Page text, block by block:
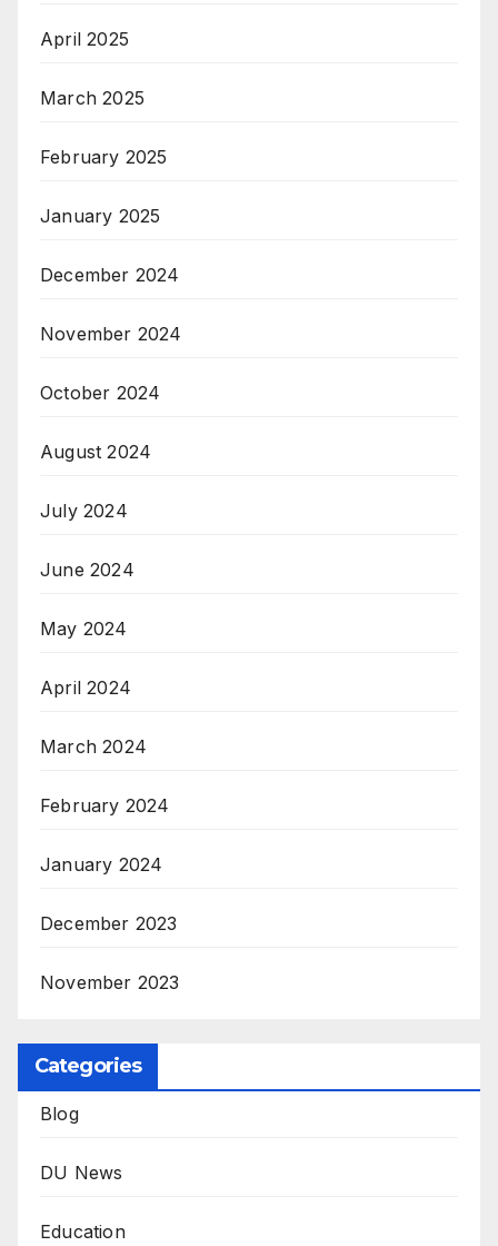
April 2025
March 2025
February 2025
January 2025
December 2024
November 2024
October 2024
August 2024
July 2024
June 2024
May 2024
April 2024
March 2024
February 2024
January 2024
December 2023
November 2023
Categories
Blog
DU News
Education